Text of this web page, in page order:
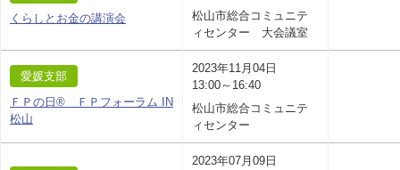
くらしとお金の講演会
松山市総合コミュニテ
ィセンター 大会議室
愛媛支部
ＦＰの日® ＦＰフォーラム IN
松山
2023年11月04日
13:00～16:40
松山市総合コミュニテ
ィセンター
2023年07月09日